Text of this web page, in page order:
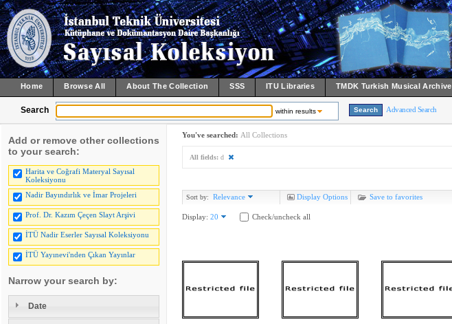
Home Browse All About The Collection SSS ITU Libraries TMDK Turkish Musical Archive
Search within results Advanced Search
Add or remove other collections
to your search:
Harita ve Coğrafi Materyal Sayısal
Koleksiyonu
Nadir Bayındırlık ve İmar Projeleri
Prof. Dr. Kazım Çeçen Slayt Arşivi
İTÜ Nadir Eserler Sayısal Koleksiyonu
İTÜ Yayınevi'nden Çıkan Yayınlar
Narrow your search by:
Date
You've searched: All Collections
All fields: d
Sort by: Relevance Display Options Save to favorites
Display: 20 Check/uncheck all